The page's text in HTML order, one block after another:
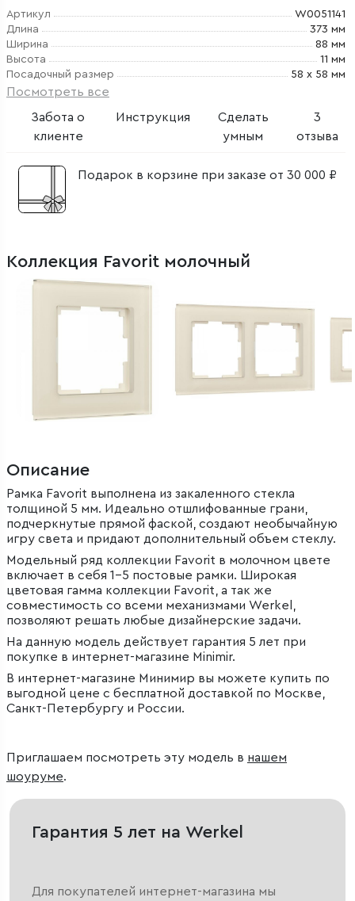
Артикул
W0051141
Длина
373 мм
Ширина
88 мм
Высота
11 мм
Посадочный размер
58 х 58 мм
Посмотреть все
Забота о
клиенте
Инструкция
Сделать
умным
3
отзыва
Подарок в корзине при заказе от 30 000 ₽
Коллекция Favorit молочный
Описание
Рамка Favorit выполнена из закаленного стекла
толщиной 5 мм. Идеально отшлифованные грани,
подчеркнутые прямой фаской, создают необычайную
игру света и придают дополнительный объем стеклу.
Модельный ряд коллекции Favorit в молочном цвете
включает в себя 1–5 постовые рамки. Широкая
цветовая гамма коллекции Favorit, а так же
совместимость со всеми механизмами Werkel,
позволяют решать любые дизайнерские задачи.
На данную модель действует гарантия 5 лет при
покупке в интернет-магазине Minimir.
В интернет-магазине Минимир вы можете купить по
выгодной цене с бесплатной доставкой по Москве,
Санкт-Петербургу и России.
Приглашаем посмотреть эту модель в нашем
шоуруме.
Гарантия 5 лет на Werkel
Для покупателей интернет-магазина мы